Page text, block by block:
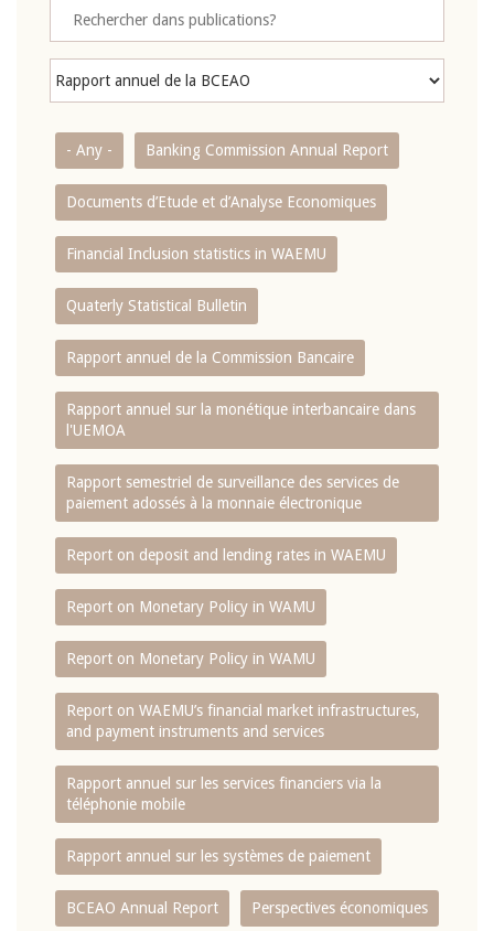
- Any - Banking Commission Annual Report
Documents d’Etude et d’Analyse Economiques
Financial Inclusion statistics in WAEMU
Quaterly Statistical Bulletin
Rapport annuel de la Commission Bancaire
Rapport annuel sur la monétique interbancaire dans
l'UEMOA
Rapport semestriel de surveillance des services de
paiement adossés à la monnaie électronique
Report on deposit and lending rates in WAEMU
Report on Monetary Policy in WAMU
Report on Monetary Policy in WAMU
Report on WAEMU’s financial market infrastructures,
and payment instruments and services
Rapport annuel sur les services financiers via la
téléphonie mobile
Rapport annuel sur les systèmes de paiement
BCEAO Annual Report Perspectives économiques